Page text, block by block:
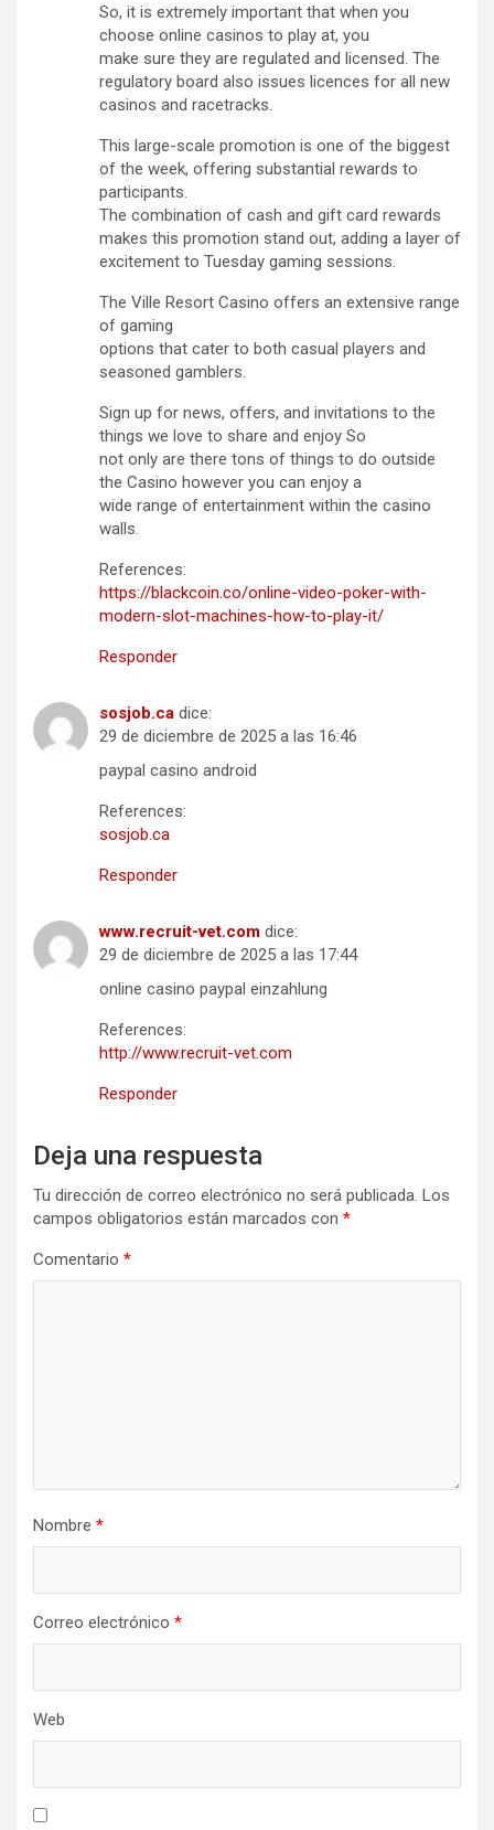
So, it is extremely important that when you
choose online casinos to play at, you
make sure they are regulated and licensed. The
regulatory board also issues licences for all new
casinos and racetracks.
This large-scale promotion is one of the biggest
of the week, offering substantial rewards to
participants.
The combination of cash and gift card rewards
makes this promotion stand out, adding a layer of
excitement to Tuesday gaming sessions.
The Ville Resort Casino offers an extensive range
of gaming
options that cater to both casual players and
seasoned gamblers.
Sign up for news, offers, and invitations to the
things we love to share and enjoy So
not only are there tons of things to do outside
the Casino however you can enjoy a
wide range of entertainment within the casino
walls.
References:
https://blackcoin.co/online-video-poker-with-
modern-slot-machines-how-to-play-it/
Responder
sosjob.ca dice:
29 de diciembre de 2025 a las 16:46
paypal casino android
References:
sosjob.ca
Responder
www.recruit-vet.com dice:
29 de diciembre de 2025 a las 17:44
online casino paypal einzahlung
References:
http://www.recruit-vet.com
Responder
Deja una respuesta
Tu dirección de correo electrónico no será publicada. Los
campos obligatorios están marcados con *
Comentario *
Nombre *
Correo electrónico *
Web